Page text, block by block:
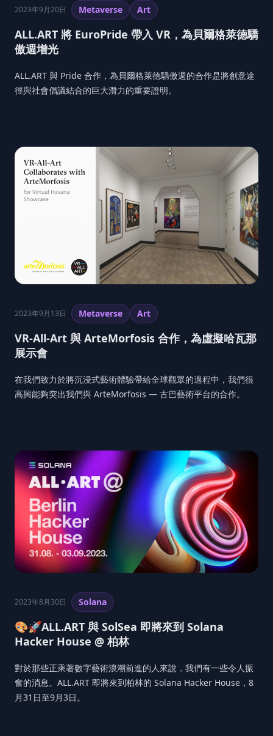
2023年9月20日 Metaverse Art
ALL.ART 將 EuroPride 帶入 VR，為貝爾格萊德驕
傲週增光
ALL.ART 與 Pride 合作，為貝爾格萊德驕傲週的合作是將創意途
徑與社會倡議結合的巨大潛力的重要證明。
2023年9月13日 Metaverse Art
VR-All-Art 與 ArteMorfosis 合作，為虛擬哈瓦那
展示會
在我們致力於將沉浸式藝術體驗帶給全球觀眾的過程中，我們很
高興能夠突出我們與 ArteMorfosis — 古巴藝術平台的合作。
2023年8月30日 Solana
🎨🚀ALL.ART 與 SolSea 即將來到 Solana
Hacker House @ 柏林
對於那些正乘著數字藝術浪潮前進的人來說，我們有一些令人振
奮的消息。ALL.ART 即將來到柏林的 Solana Hacker House，8
月31日至9月3日。